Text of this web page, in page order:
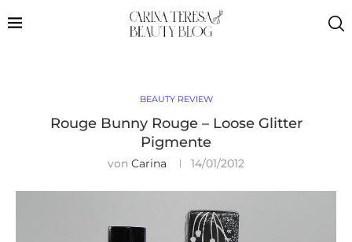
BEAUTY REVIEW
Rouge Bunny Rouge – Loose Glitter
Pigmente
von Carina 14/01/2012